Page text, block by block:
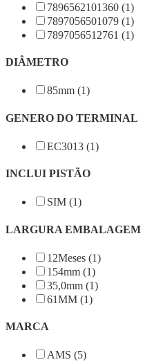
7896562101360 (1)
7897056501079 (1)
7897056512761 (1)
DIÂMETRO
85mm (1)
GENERO DO TERMINAL
EC3013 (1)
INCLUI PISTÃO
SIM (1)
LARGURA EMBALAGEM
12Meses (1)
154mm (1)
35,0mm (1)
61MM (1)
MARCA
AMS (5)